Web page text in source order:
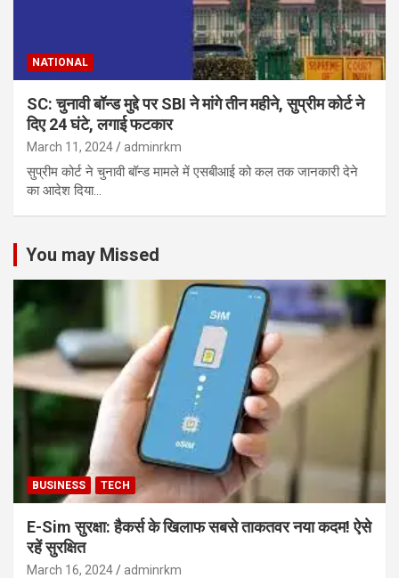
NATIONAL
SC: चुनावी बॉन्ड मुद्दे पर SBI ने मांगे तीन महीने, सुप्रीम कोर्ट ने
दिए 24 घंटे, लगाई फटकार
March 11, 2024 adminrkm
सुप्रीम कोर्ट ने चुनावी बॉन्ड मामले में एसबीआई को कल तक जानकारी देने
का आदेश दिया…
You may Missed
BUSINESS TECH
E-Sim सुरक्षा: हैकर्स के खिलाफ सबसे ताकतवर नया कदम! ऐसे
रहें सुरक्षित
March 16, 2024 adminrkm